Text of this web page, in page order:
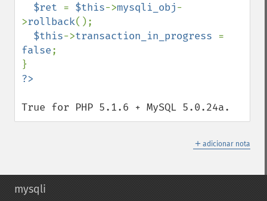
$ret = $this->mysqli_obj-
>rollback();
$this->transaction_in_progress
false;
True for PHP 5.1.6 + MySQL 5.0.24a.
＋ adicionar nota
mysqli